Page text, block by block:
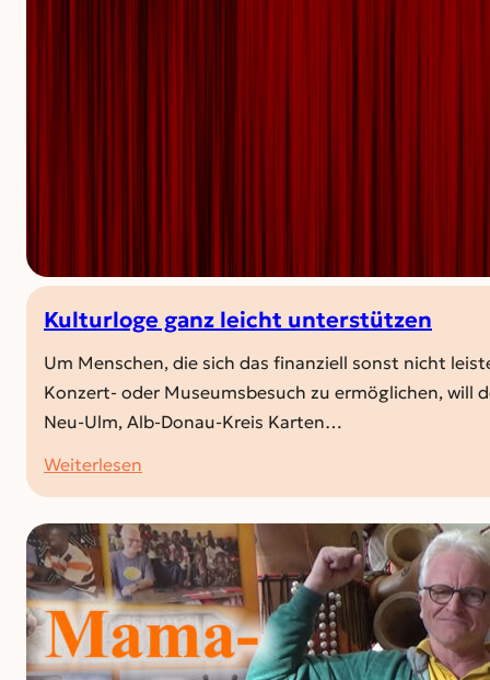
Kulturloge ganz leicht unterstützen
Um Menschen, die sich das finanziell sonst nicht
Konzert- oder Museumsbesuch zu ermöglichen, will
Neu-Ulm, Alb-Donau-Kreis Karten…
Weiterlesen
Kulturloge
ganz
leicht
unterstützen